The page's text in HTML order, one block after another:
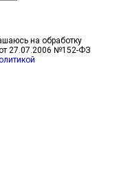
на обработку
27.07.2006 №152-ФЗ